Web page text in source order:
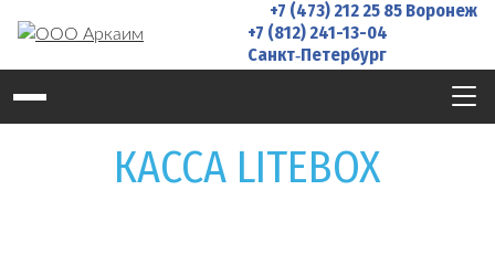
+7 (473) 212 25 85 Воронеж
+7 (812) 241-13-04
Санкт‑Петербург
КАССА LITEBOX